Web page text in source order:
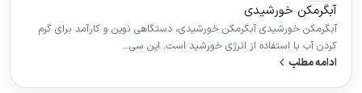
آبگرمکن خورشیدی
آبگرمکن خورشیدی آبگرمکن خورشیدی، دستگاهی نوین و کارآمد برای گرم
کردن آب با استفاده از انرژی خورشید است. این سی…
ادامه مطلب